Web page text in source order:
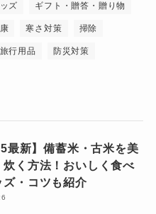
ズ ギフト・贈答・贈り物
寒さ対策 掃除
行用品 防災対策
最新】備蓄米・古米を美
炊く方法！おいしく食べ
ズ・コツも紹介